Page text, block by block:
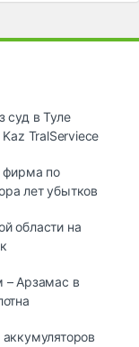
суд в Туле
TralServiece
фирма по
лет убытков
области на
– Арзамас в